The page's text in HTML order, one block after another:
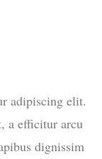
adipiscing elit.
a efficitur arcu
dignissim